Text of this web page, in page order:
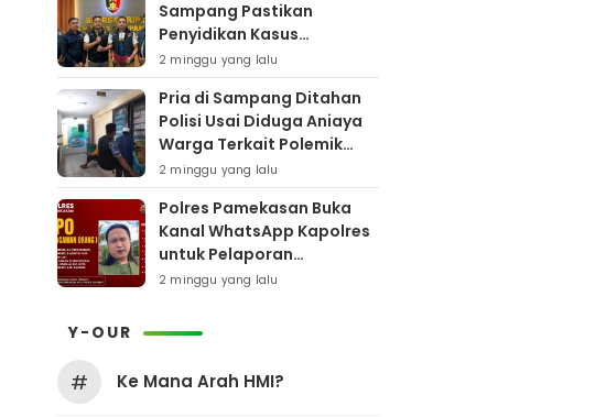
Sampang Pastikan
Penyidikan Kasus
Rudapaksa Anak Berjalan
Sesuai Fakta Hukum
2 minggu yang lalu
Pria di Sampang Ditahan
Polisi Usai Diduga Aniaya
Warga Terkait Polemik
Bansos
2 minggu yang lalu
Polres Pamekasan Buka
Kanal WhatsApp Kapolres
untuk Pelaporan
Keberadaan DPO AEF
2 minggu yang lalu
Y-OUR
# Ke Mana Arah HMI?